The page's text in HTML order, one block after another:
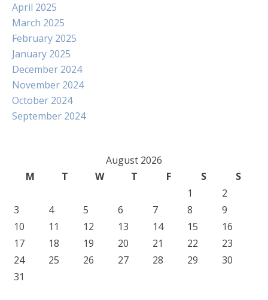
April 2025
March 2025
February 2025
January 2025
December 2024
November 2024
October 2024
September 2024
August 2026
M
T W T F S
S
1
2
3
4 5 6 7 8
9
10
11 12 13 14 15
16
17
18 19 20 21 22
23
24
25 26 27 28 29
30
31